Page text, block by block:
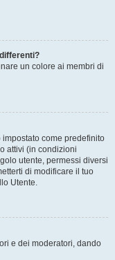
un colore ai membri di
come predefinito
attivi (in condizioni
utente, permessi diversi
di modificare il tuo
Utente.
e dei moderatori, dando